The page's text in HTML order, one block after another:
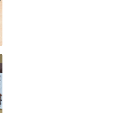
いいね！